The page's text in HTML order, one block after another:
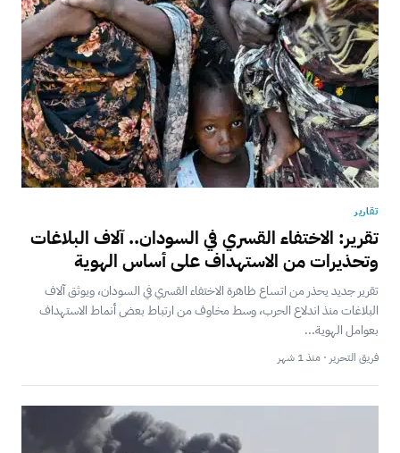
تقارير
تقرير: الاختفاء القسري في السودان.. آلاف البلاغات
وتحذيرات من الاستهداف على أساس الهوية
تقرير جديد يحذر من اتساع ظاهرة الاختفاء القسري في السودان، ويوثق آلاف
البلاغات منذ اندلاع الحرب، وسط مخاوف من ارتباط بعض أنماط الاستهداف
بعوامل الهوية...
فريق التحرير · منذ 1 شهر